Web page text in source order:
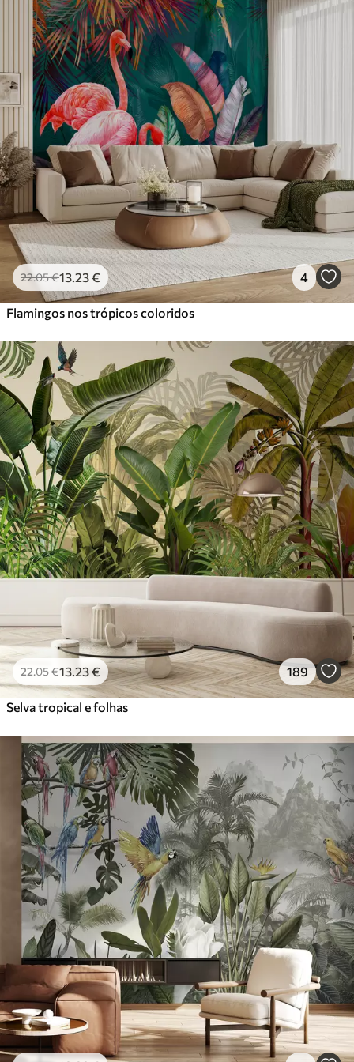
Standard
45.0027.00€/m²
Premium
56.6734.00 /m²
Vinil Premium
39 .00 € /m²
Peel and Stick
81.6749.00€/m²
22.05€13 .23€ 4
Flamingos nos trópicos coloridos
22.05€13 .23€ 189
Selva tropical e folhas